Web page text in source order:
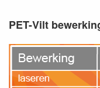
PET-Vilt